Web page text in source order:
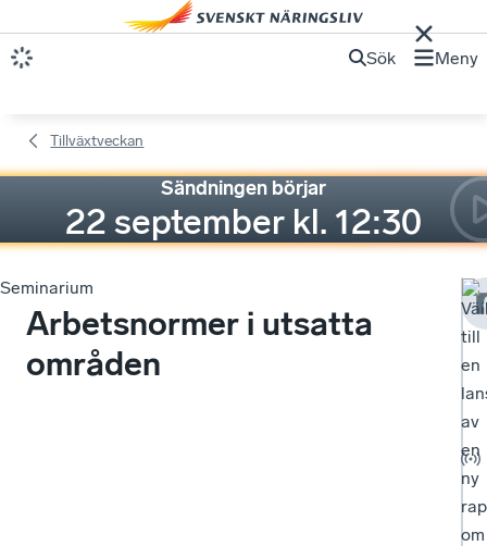
Sök Meny
Tillväxtveckan
Sändningen börjar
22 september kl. 12:30
Seminarium
Arbetsnormer i utsatta
områden
till
en
av
en
ny
om